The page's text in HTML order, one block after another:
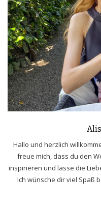
Hallo und herzlich
freue mich, dass du den
inspirieren und lasse die
Ich wünsche dir viel Spaß